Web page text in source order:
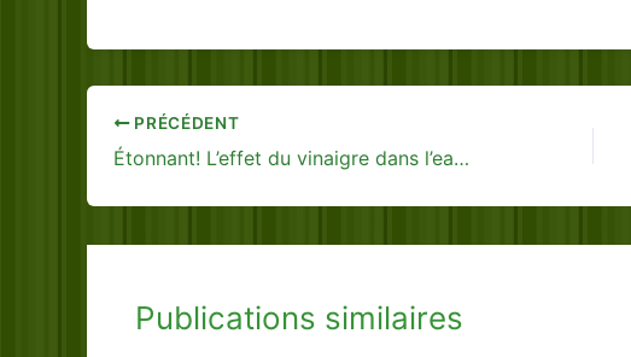
PRÉCÉDENT
Étonnant! L’effet du vinaigre dans l’eau de la vaisselle…
Publications similaires